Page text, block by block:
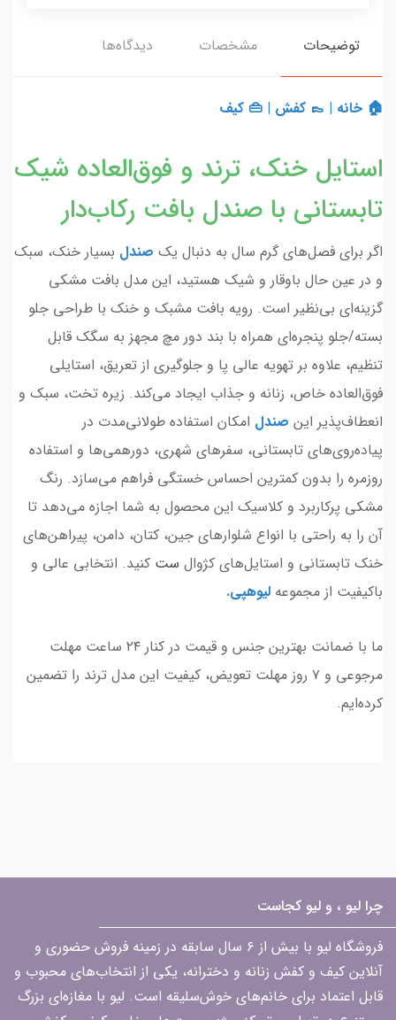
توضیحات مشخصات دیدگاه‌ها
🏠 خانه | 👞 کفش | 👜 کیف
استایل خنک، ترند و فوق‌العاده شیک
تابستانی با صندل بافت رکاب‌دار
اگر برای فصل‌های گرم سال به دنبال یک صندل بسیار خنک، سبک
و در عین حال باوقار و شیک هستید، این مدل بافت مشکی
گزینه‌ای بی‌نظیر است. رویه بافت مشبک و خنک با طراحی جلو
بسته/جلو پنجره‌ای همراه با بند دور مچ مجهز به سگک قابل
تنظیم، علاوه بر تهویه عالی پا و جلوگیری از تعریق، استایلی
فوق‌العاده خاص، زنانه و جذاب ایجاد می‌کند. زیره تخت، سبک و
انعطاف‌پذیر این صندل امکان استفاده طولانی‌مدت در
پیاده‌روی‌های تابستانی، سفرهای شهری، دورهمی‌ها و استفاده
روزمره را بدون کمترین احساس خستگی فراهم می‌سازد. رنگ
مشکی پرکاربرد و کلاسیک این محصول به شما اجازه می‌دهد تا
آن را به راحتی با انواع شلوارهای جین، کتان، دامن، پیراهن‌های
خنک تابستانی و استایل‌های کژوال ست کنید. انتخابی عالی و
باکیفیت از مجموعه لیوهپی.
ما با ضمانت بهترین جنس و قیمت در کنار ۲۴ ساعت مهلت
مرجوعی و ۷ روز مهلت تعویض، کیفیت این مدل ترند را تضمین
کرده‌ایم.
چرا لیو ، و لیو کجاست
فروشگاه لیو با بیش از ۶ سال سابقه در زمینه فروش حضوری و
آنلاین کیف و کفش زنانه و دخترانه، یکی از انتخاب‌های محبوب و
قابل اعتماد برای خانم‌های خوش‌سلیقه است. لیو با مغازه‌ای بزرگ